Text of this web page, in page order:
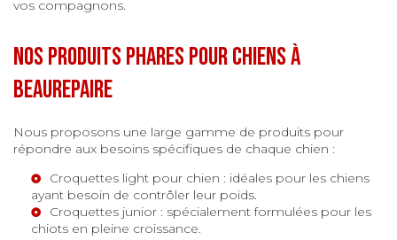
vos compagnons.
Nos produits phares pour chiens à
Beaurepaire
Nous proposons une large gamme de produits pour
répondre aux besoins spécifiques de chaque chien :
Croquettes light pour chien : idéales pour les chiens
ayant besoin de contrôler leur poids.
Croquettes junior : spécialement formulées pour les
chiots en pleine croissance.